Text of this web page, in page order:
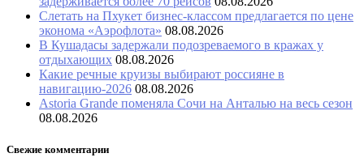
Слетать на Пхукет бизнес-классом предлагается по цене
эконома «Аэрофлота» 08.08.2026
В Кушадасы задержали подозреваемого в кражах у
отдыхающих 08.08.2026
Какие речные круизы выбирают россияне в
навигацию-2026 08.08.2026
Astoria Grande поменяла Сочи на Анталью на весь сезон
08.08.2026
Свежие комментарии